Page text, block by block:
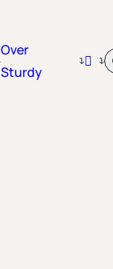
Over
Sturdy